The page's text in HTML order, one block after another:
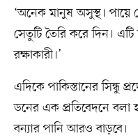
‘অনেক মানুষ অসুস্থ। পায়ে
সেতুটি তৈরি করে দিন।
রক্ষাকারী।’
এদিকে পাকিস্তানের সিন্ধু
ডনের এক প্রতিবেদনে বলা
বন্যার পানি আরও বাড়বে।